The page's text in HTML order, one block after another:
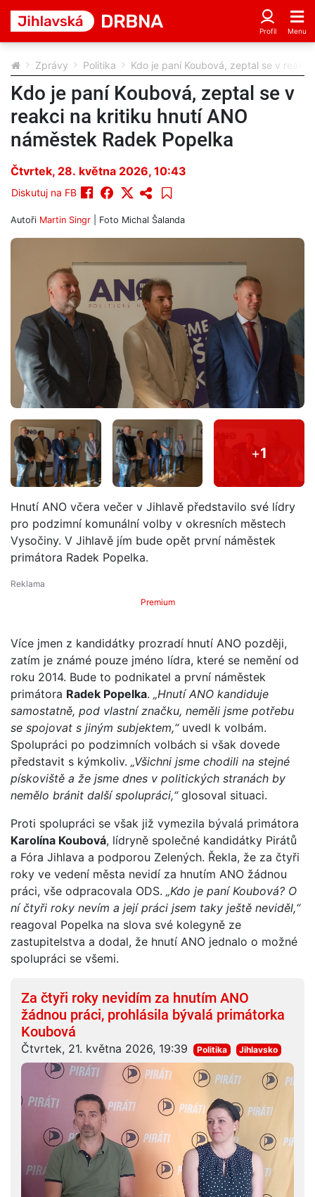
Zprávy Politika Kdo je paní Koubová, zeptal se v
Kdo je paní Koubová, zeptal se v
reakci na kritiku hnutí ANO
náměstek Radek Popelka
Čtvrtek, 28. května 2026, 10:43
Diskutuj na FB
Autoři Martin Singr | Foto Michal Šalanda
+1
Hnutí ANO včera večer v Jihlavě představilo své lídry
pro podzimní komunální volby v okresních městech
Vysočiny. V Jihlavě jím bude opět první náměstek
primátora Radek Popelka.
Premium
Více jmen z kandidátky prozradí hnutí ANO později,
zatím je známé pouze jméno lídra, které se nemění od
roku 2014. Bude to podnikatel a první náměstek
primátora Radek Popelka. „Hnutí ANO kandiduje
samostatně, pod vlastní značku, neměli jsme potřebu
se spojovat s jiným subjektem,“uvedl k volbám.
Spolupráci po podzimních volbách si však dovede
představit s kýmkoliv. „Všichni jsme chodili na stejné
pískoviště a že jsme dnes v politických stranách by
nemělo bránit další spolupráci,“glosoval situaci.
Proti spolupráci se však již vymezila bývalá primátora
Karolína Koubová, lídryně společné kandidátky Pirátů
a Fóra Jihlava a podporou Zelených. Řekla, že za čtyři
roky ve vedení města nevidí za hnutím ANO žádnou
práci, vše odpracovala ODS. „Kdo je paní Koubová? O
ní čtyři roky nevím a její práci jsem taky ještě neviděl,“
reagoval Popelka na slova své kolegyně ze
zastupitelstva a dodal, že hnutí ANO jednalo o možné
spolupráci se všemi.
Za čtyři roky nevidím za hnutím ANO
žádnou práci, prohlásila bývalá primátorka
Koubová
Čtvrtek, 21. května 2026, 19:39 Politika Jihlavsko